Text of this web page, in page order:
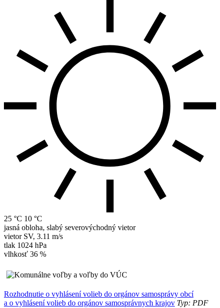
25 °C 10 °C
jasná obloha, slabý severovýchodný vietor
vietor SV, 3.11 m/s
tlak 1024 hPa
vlhkosť 36 %
Rozhodnutie o vyhlásení volieb do orgánov samosprávy obcí
a o vyhlásení volieb do orgánov samosprávnych krajov Typ: PDF